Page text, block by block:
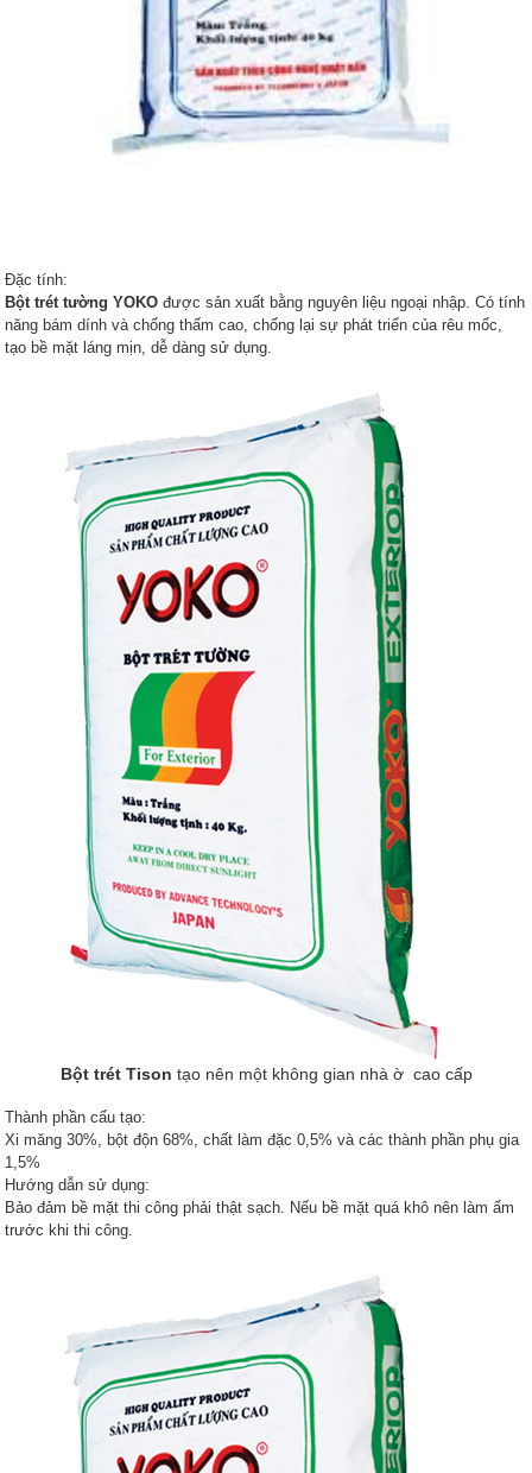
Đặc tính:
Bột trét tường YOKO được sản xuất bằng nguyên liệu ngoại nhập. Có tính
năng bám dính và chống thấm cao, chống lại sự phát triển của rêu mốc,
tạo bề mặt láng mịn, dễ dàng sử dụng.
Bột trét Tison tạo nên một không gian nhà ờ cao cấp
Thành phần cấu tạo:
Xi măng 30%, bột độn 68%, chất làm đặc 0,5% và các thành phần phụ gia
1,5%
Hướng dẫn sử dụng:
Bảo đảm bề mặt thi công phải thật sạch. Nếu bề mặt quá khô nên làm ẩm
trước khi thi công.